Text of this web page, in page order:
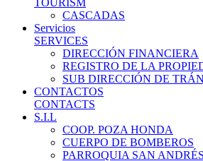
TOURISM
CASCADAS
Servicios
SERVICES
DIRECCIÓN FINANCIERA
REGISTRO DE LA
SUB DIRECCIÓN DE
CONTACTOS
CONTACTS
S.I.L
COOP. POZA HONDA
CUERPO DE BOMBEROS
PARROQUIA SAN ANDRÉS